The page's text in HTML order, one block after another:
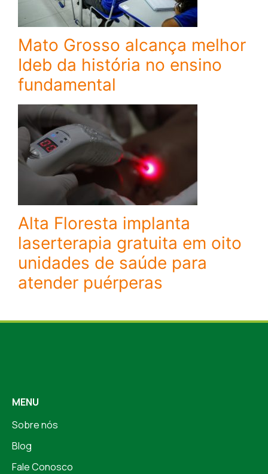
Mato Grosso alcança melhor
Ideb da história no ensino
fundamental
Alta Floresta implanta
laserterapia gratuita em oito
unidades de saúde para
atender puérperas
MENU
Sobre nós
Blog
Fale Conosco